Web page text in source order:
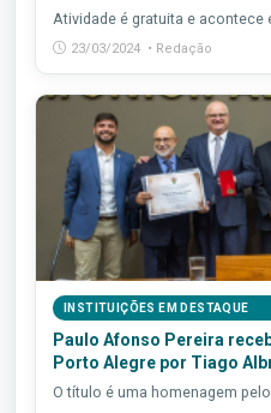
Atividade é gratuita e acontece
23/03/2024 • Redação
INSTITUIÇÕES EM DESTAQUE
Paulo Afonso Pereira
Porto Alegre por Tiago
O título é uma homenagem